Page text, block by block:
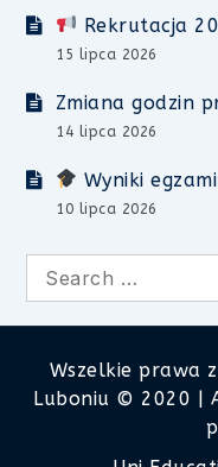
Rekrutacja
15 lipca 2026
Zmiana godzin
14 lipca 2026
Wyniki
10 lipca 2026
Search
for:
Wszelkie prawa
Luboniu © 2020 |